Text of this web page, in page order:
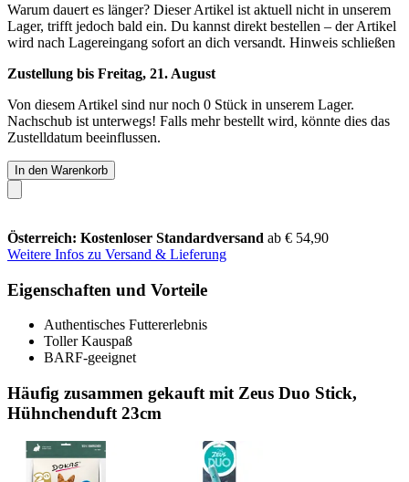
Warum dauert es länger? Dieser Artikel ist aktuell nicht in unserem
Lager, trifft jedoch bald ein. Du kannst direkt bestellen – der Artikel
wird nach Lagereingang sofort an dich versandt. Hinweis schließen
Zustellung bis Freitag, 21. August
Von diesem Artikel sind nur noch 0 Stück in unserem Lager.
Nachschub ist unterwegs! Falls mehr bestellt wird, könnte dies das
Zustelldatum beeinflussen.
In den Warenkorb
Österreich: Kostenloser Standardversand ab € 54,90
Weitere Infos zu Versand & Lieferung
Eigenschaften und Vorteile
Authentisches Futtererlebnis
Toller Kauspaß
BARF-geeignet
Häufig zusammen gekauft mit Zeus Duo Stick,
Hühnchenduft 23cm